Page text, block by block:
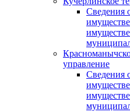
Сведения
имуществе
управление
Сведения
имуществе